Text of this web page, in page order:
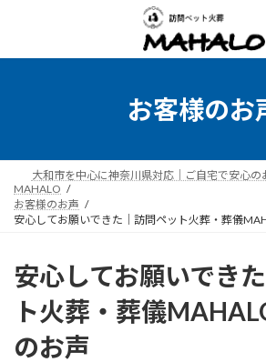
ン
ー
お客様のお
大和市を中心に神奈川県対応｜ご自宅で安心
MAHALO
お客様のお声
安心してお願いできた｜訪問ペット火葬・葬儀
安心してお願いでき
ト火葬・葬儀
のお声